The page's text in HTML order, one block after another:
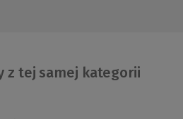
z tej samej kategorii